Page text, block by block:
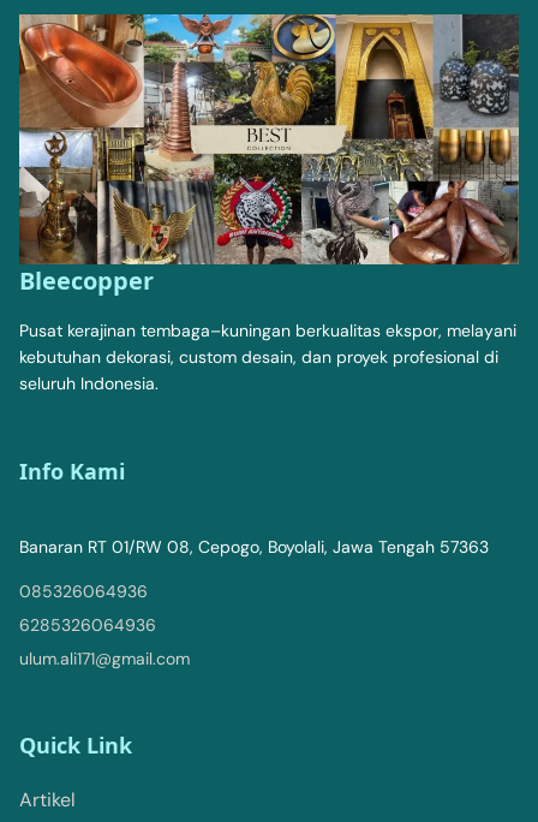
Bleecopper
Pusat kerajinan tembaga–kuningan berkualitas ekspor, melayani
kebutuhan dekorasi, custom desain, dan proyek profesional di
seluruh Indonesia.
Info Kami
Banaran RT 01/RW 08, Cepogo, Boyolali, Jawa Tengah 57363
085326064936
6285326064936
ulum.ali171@gmail.com
Quick Link
Artikel